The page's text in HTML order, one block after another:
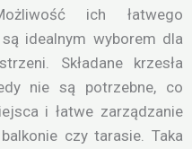
ich łatwego
idealnym wyborem dla
Składane krzesła
nie są potrzebne, co
i łatwe zarządzanie
czy tarasie. Taka